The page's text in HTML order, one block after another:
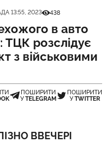
13:55, 2023Кількість переглядів
438
в авто
ТЦК розслідує
з військовими
ПОШИРИТИ
УTELEGRAM
ПОШИРИТИ
УTWITTER
ВВЕЧЕРІ